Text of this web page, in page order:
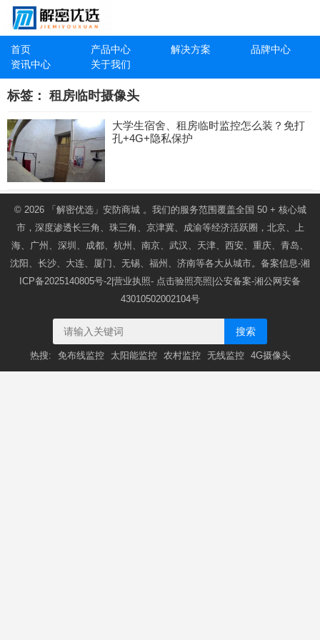
首页 产品中心 解决方案
品牌中心
资讯中心
关于我们
标签： 租房临时摄像头
大学生宿舍、租房临时监控怎么装？免打
孔+4G+隐私保护
© 2026 「解密优选」安防商城。我们的服务范围覆盖全国 50 + 核心城
市，深度渗透长三角、珠三角、京津冀、成渝等经济活跃圈，北京、上
海、广州、深圳、成都、杭州、南京、武汉、天津、西安、重庆、青岛、
沈阳、长沙、大连、厦门、无锡、福州、济南等各大从城市。备案信息-湘
ICP备2025140805号-2 |营业执照- 点击验照亮照 |公安备案-湘公网安备
43010502002104号
搜索
热搜: 免布线监控 太阳能监控 农村监控 无线监控 4G摄像头